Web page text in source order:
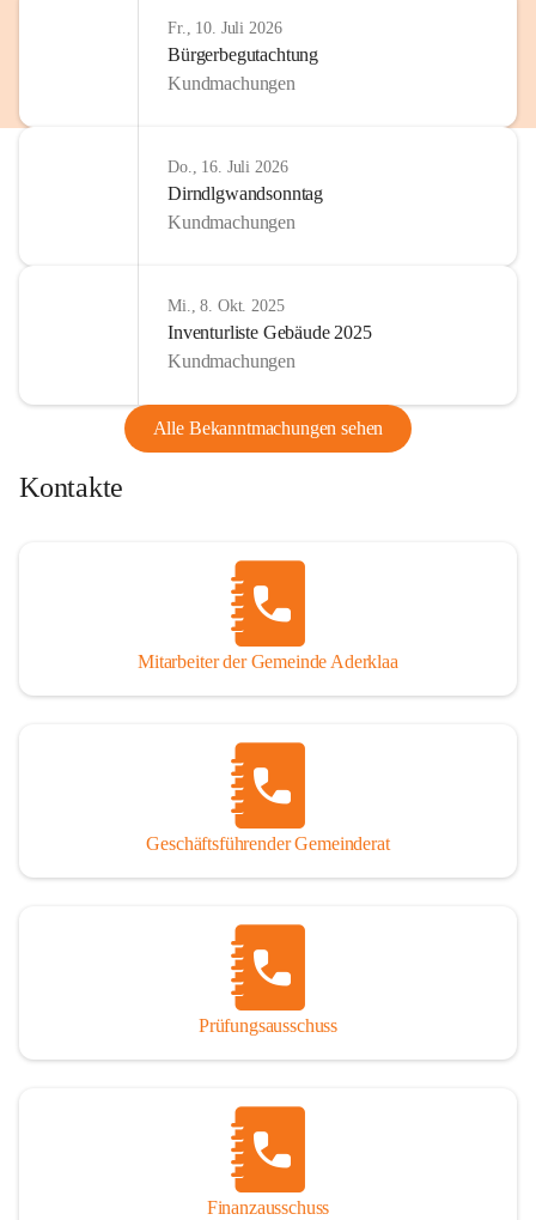
Fr., 10. Juli 2026
Bürgerbegutachtung
Kundmachungen
Do., 16. Juli 2026
Dirndlgwandsonntag
Kundmachungen
Mi., 8. Okt. 2025
Inventurliste Gebäude 2025
Kundmachungen
Alle Bekanntmachungen sehen
Kontakte
Mitarbeiter der Gemeinde Aderklaa
Geschäftsführender Gemeinderat
Prüfungsausschuss
Finanzausschuss